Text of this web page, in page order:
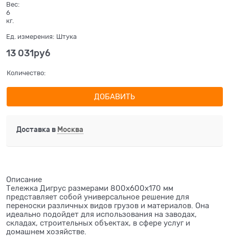
Вес:
6
кг.
Ед. измерения: Штука
13 031 руб
Количество:
ДОБАВИТЬ
Доставка в Москва
Описание
Тележка Дигрус размерами 800х600х170 мм
представляет собой универсальное решение для
переноски различных видов грузов и материалов. Она
идеально подойдет для использования на заводах,
складах, строительных объектах, в сфере услуг и
домашнем хозяйстве.